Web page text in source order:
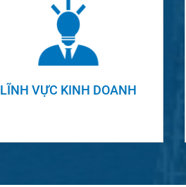
LĨNH VỰC KINH DOANH